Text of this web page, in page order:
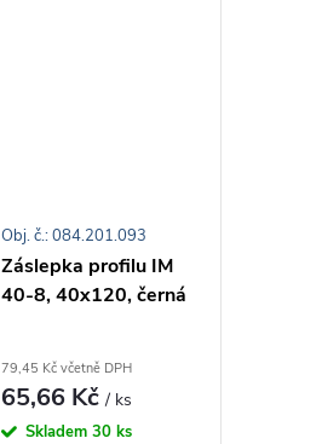
Záslepka profilu IM
40-8, 40x120, černá
79,45 Kč včetně DPH
65,66 Kč/ ks
Skladem30 ks
Obj. č.: 084.201.093